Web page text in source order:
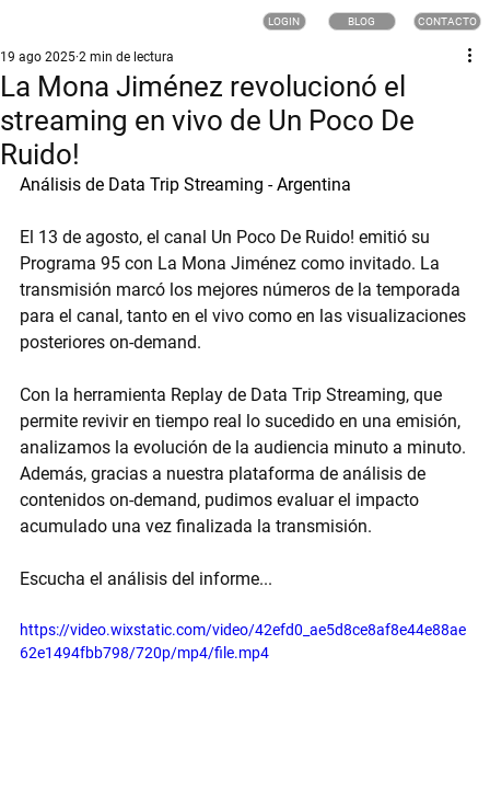
LOGIN CONTACTO
BLOG
La Mona Jiménez revolucionó el
streaming en vivo de Un Poco De
Ruido!
19 ago 2025 2 min de lectura
Análisis de Data Trip Streaming - Argentina
El 13 de agosto, el canal Un Poco De Ruido! emitió su
Programa 95 con La Mona Jiménez como invitado. La
transmisión marcó los mejores números de la temporada
para el canal, tanto en el vivo como en las visualizaciones
posteriores on-demand.
Con la herramienta Replay de Data Trip Streaming, que
permite revivir en tiempo real lo sucedido en una emisión,
analizamos la evolución de la audiencia minuto a minuto.
Además, gracias a nuestra plataforma de análisis de
contenidos on-demand, pudimos evaluar el impacto
acumulado una vez finalizada la transmisión.
Escucha el análisis del informe...
https://video.wixstatic.com/video/42efd0_ae5d8ce8af8e44e88ae
62e1494fbb798/720p/mp4/file.mp4